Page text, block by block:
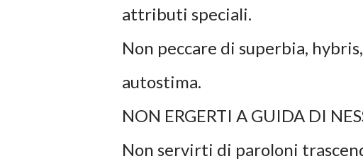
attributi speciali.
Non peccare di superbia,
autostima.
NON ERGERTI A GUIDA DI
Non servirti di paroloni